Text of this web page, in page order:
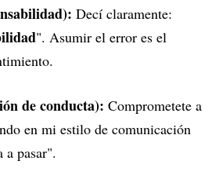
Decí claramente:
". Asumir el error es el
de conducta): Comprometete a
en mi estilo de comunicación
a pasar".